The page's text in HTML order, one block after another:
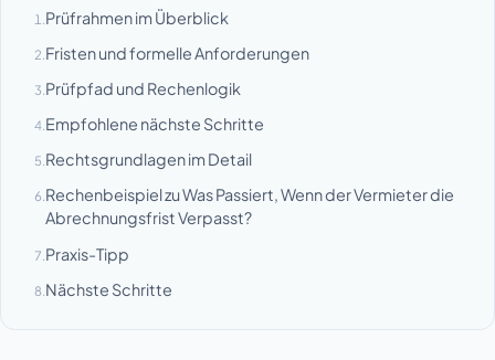
1. Prüfrahmen im Überblick
2. Fristen und formelle Anforderungen
3. Prüfpfad und Rechenlogik
4.Empfohlene nächste Schritte
5.Rechtsgrundlagen im Detail
6.Rechenbeispiel zu Was Passiert, Wenn der Vermieter die
Abrechnungsfrist Verpasst?
7. Praxis-Tipp
8. Nächste Schritte